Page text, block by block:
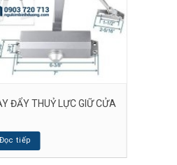
ĐẨY THUỶ LỰC GIỮ CỬA
Đọc tiếp